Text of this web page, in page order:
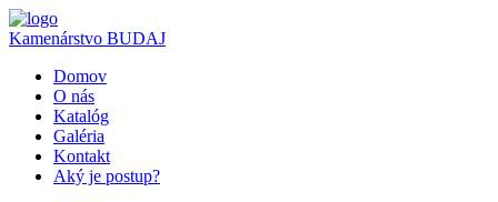
Kamenárstvo BUDAJ
Domov
O nás
Katalóg
Galéria
Kontakt
Aký je postup?